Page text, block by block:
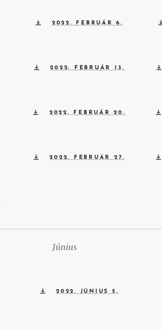
2022. FEBRUÁR 6.
2022. FEBRUÁR 13.
2022. FEBRUÁR 20.
2022. FEBRUÁR 27.
Június
2022. JÚNIUS 5.